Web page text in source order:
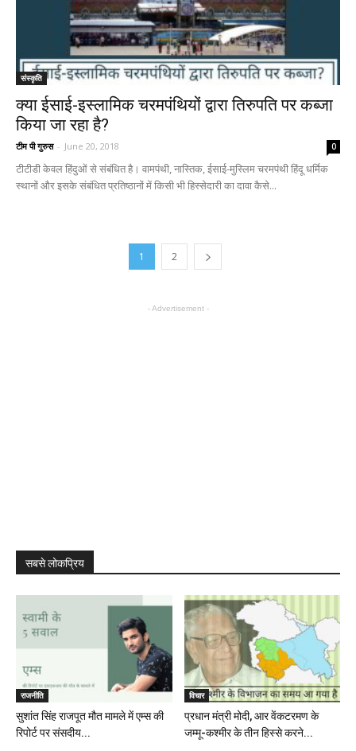
संस्कृति
क्या ईसाई-इस्लामिक चरमपंथियों द्वारा तिरुपति पर कब्जा
किया जा रहा है?
टीम पी गुरुस - June 20, 2018 0
टीटीडी केवल हिंदुओं से संबंधित है। वामपंथी, नास्तिक, ईसाई-मुस्लिम चरमपंथी हिंदू धर्मिक
स्थानों और इसके संबंधित प्रतिष्ठानों में किसी भी हिस्सेदारी का दावा कैसे...
1 2
- Advertisement -
सबसे लोकप्रिय
राजनीति
सुशांत सिंह राजपूत मौत मामले में एम्स की
रिपोर्ट पर संसदीय...
विचार
प्रधान मंत्री मोदी, आर वेंकटरमण के
जम्मू-कश्मीर के तीन हिस्से करने...